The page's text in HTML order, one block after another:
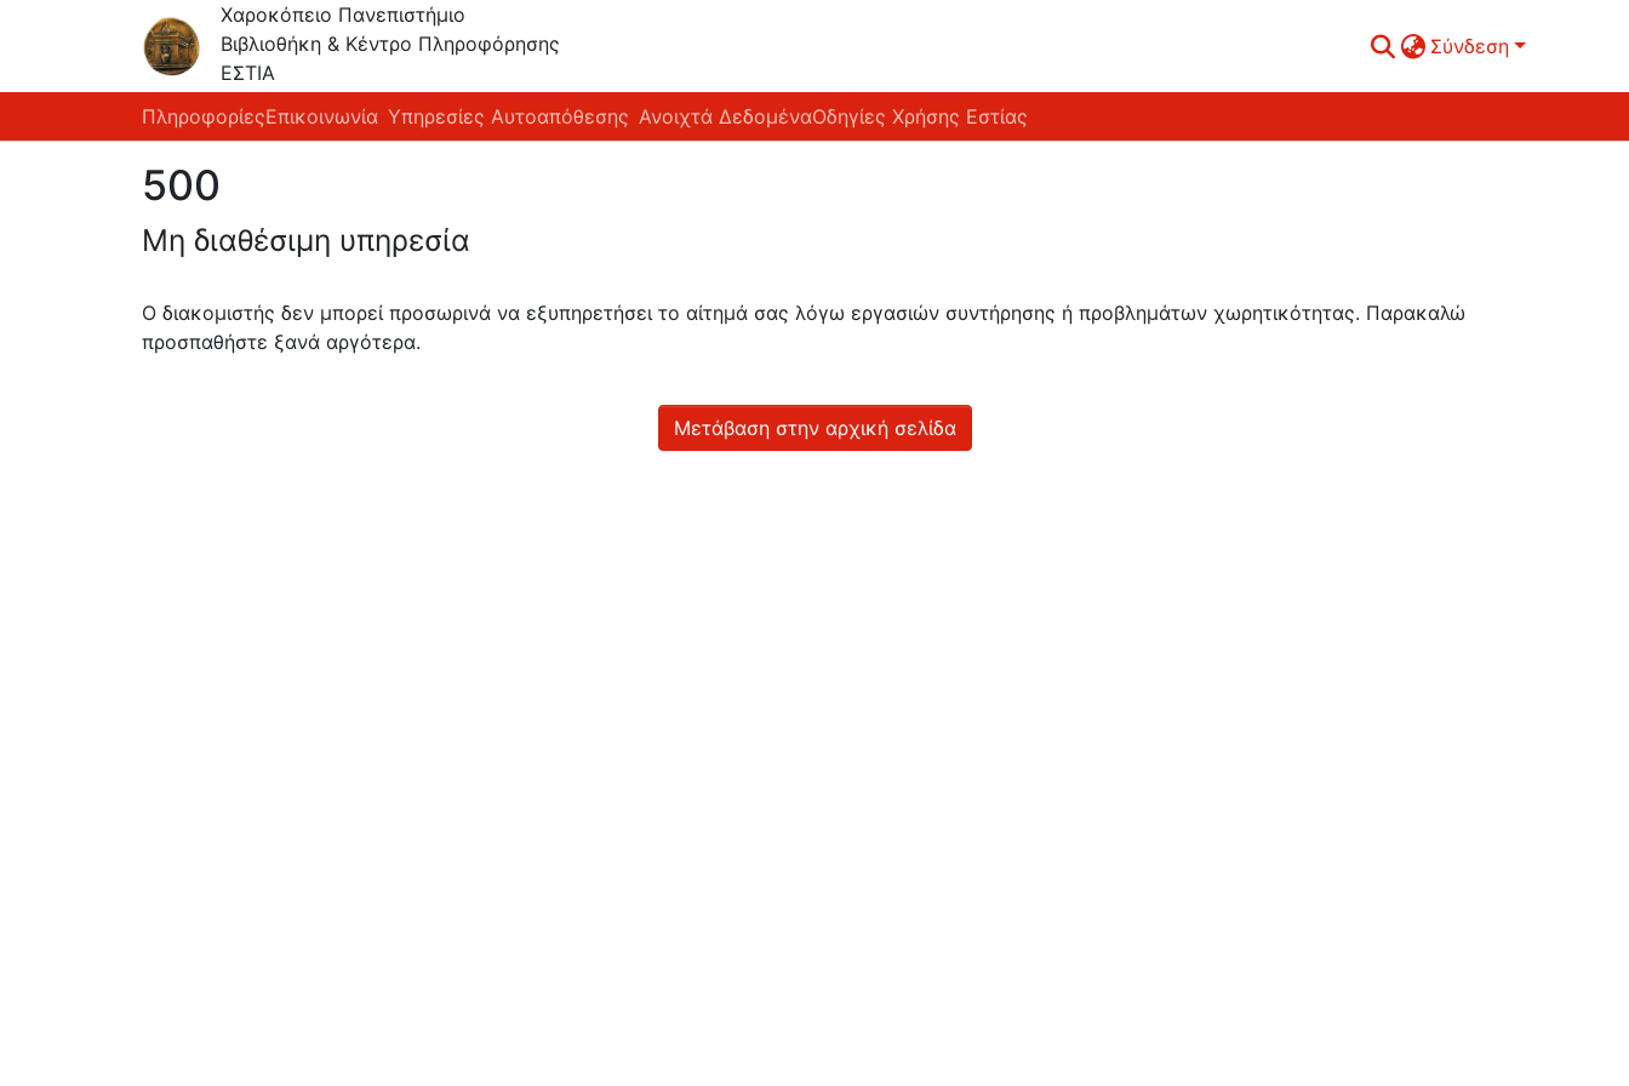
Χαροκόπειο Πανεπιστήμιο
Βιβλιοθήκη & Κέντρο Πληροφόρησης
ΕΣΤΙΑ
Σύνδεση
ΠληροφορίεςΕπικοινωνία Υπηρεσίες Αυτοαπόθεσης Ανοιχτά ΔεδομέναΟδηγίες Χρήσης Εστίας
500
Μη διαθέσιμη υπηρεσία
Ο διακομιστής δεν μπορεί προσωρινά να εξυπηρετήσει το αίτημά σας λόγω εργασιών συντήρησης ή προβλημάτων χωρητικότητας. Παρακαλώ
προσπαθήστε ξανά αργότερα.
Μετάβαση στην αρχική σελίδα